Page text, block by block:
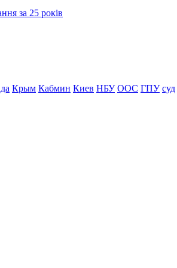
за 25 років
Крым Кабмин Киев НБУ ООС ГПУ суд